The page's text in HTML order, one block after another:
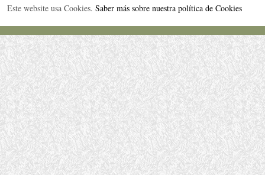
Este website usa Cookies. Saber más sobre nuestra política de Cookies